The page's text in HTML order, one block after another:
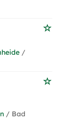
/
/ Bad